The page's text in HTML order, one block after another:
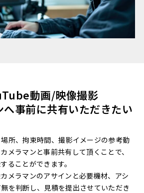
動画/映像撮影
へ事前に共有いただきたい
所、拘束時間、撮影イメージの参考動
メラマンと事前共有して頂くことで、
ることができます。
メラマンのアサインと必要機材、アシ
を判断し、見積を提出させていただき